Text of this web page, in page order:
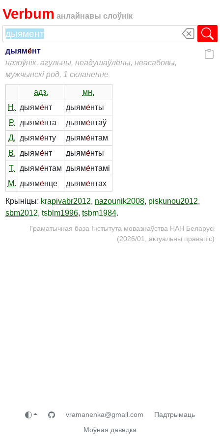
Verbum анлайнавы слоўнік
дыяме́нт
назоўнік, агульны, неадушаўлёны, неасабовы,
мужчынскі род, 1 скланенне
адз.
мн.
Н. дыяме́нт дыяме́нты
Р.
дыяме́нта дыяме́нтаў
Д. дыяме́нту дыяме́нтам
В. дыяме́нт дыяме́нты
Т.
дыяме́нтам дыяме́нтамі
М. дыяме́нце дыяме́нтах
Крыніцы: krapivabr2012, nazounik2008, piskunou2012,
sbm2012, tsblm1996, tsbm1984.
Граматычная база Інстытута мовазнаўства НАН Беларусі
(2026/01, актуальны правапіс)
vramanenka@gmail.com
Падтрымаць
Моўная даведка